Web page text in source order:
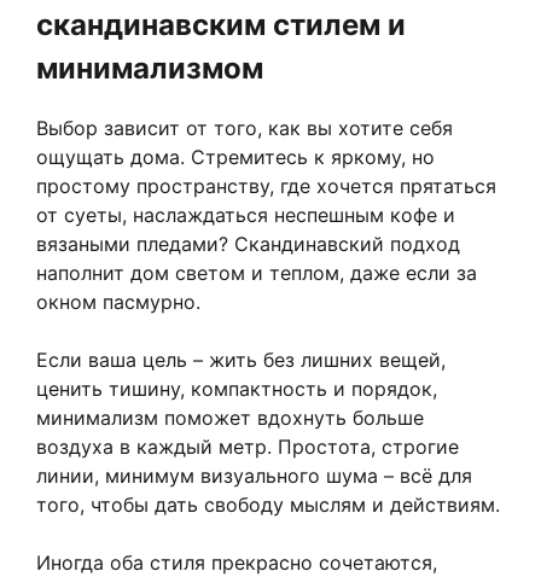
скандинавским стилем и
минимализмом
Выбор зависит от того, как вы хотите себя
ощущать дома. Стремитесь к яркому, но
простому пространству, где хочется прятаться
от суеты, наслаждаться неспешным кофе и
вязаными пледами? Скандинавский подход
наполнит дом светом и теплом, даже если за
окном пасмурно.
Если ваша цель – жить без лишних вещей,
ценить тишину, компактность и порядок,
минимализм поможет вдохнуть больше
воздуха в каждый метр. Простота, строгие
линии, минимум визуального шума – всё для
того, чтобы дать свободу мыслям и действиям.
Иногда оба стиля прекрасно сочетаются,